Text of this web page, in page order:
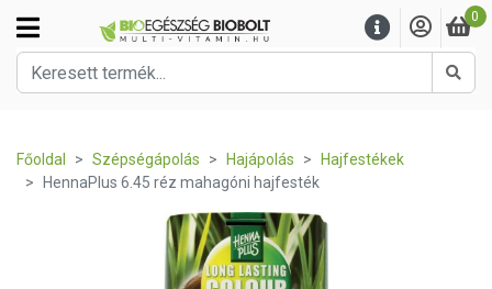
0
Főoldal Szépségápolás Hajápolás
Hajfestékek
HennaPlus 6.45 réz mahagóni hajfesték